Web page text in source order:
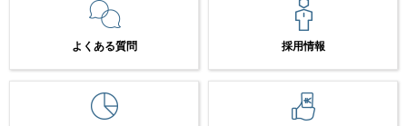
よくある質問 採用情報